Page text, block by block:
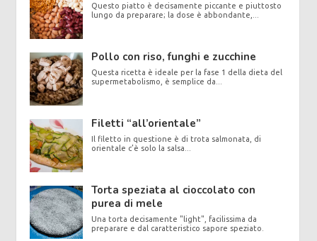
Questo piatto è decisamente piccante e piuttosto
lungo da preparare; la dose è abbondante,...
Pollo con riso, funghi e zucchine
Questa ricetta è ideale per la fase 1 della dieta del
supermetabolismo, è semplice da...
Filetti “all’orientale”
Il filetto in questione è di trota salmonata, di
orientale c’è solo la salsa...
Torta speziata al cioccolato con
purea di mele
Una torta decisamente "light", facilissima da
preparare e dal caratteristico sapore speziato.